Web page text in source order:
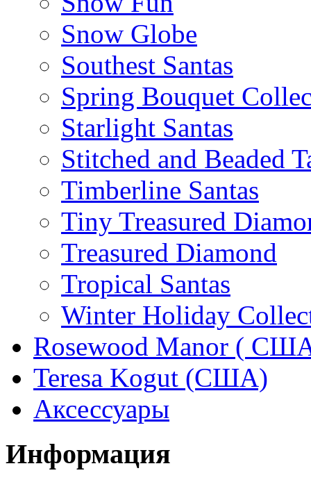
Snow Globe
Southest Santas
Spring Bouquet
Starlight Santas
Stitched and Beaded
Timberline Santas
Tiny Treasured
Treasured Diamond
Tropical Santas
Winter Holiday
Rosewood Manor (
Teresa Kogut (США)
Аксессуары
Информация